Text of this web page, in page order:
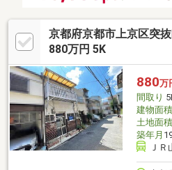
京都府京都市上京区突
880万円 5K
880万
間取り
建物面積
土地面積
築年月
Ｊ